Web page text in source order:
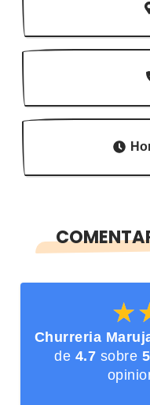
Churreria
de 4.7 sobre 5